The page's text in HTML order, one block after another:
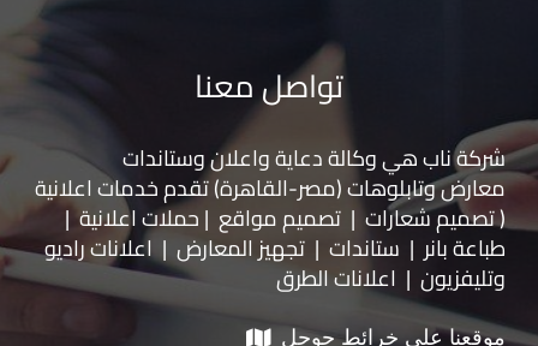
تواصل معنا
شركة ناب هي وكالة دعاية واعلان وستاندات
معارضوتابلوهات(مصر-القاهرة) تقدم خدمات اعلانية
( تصميم شعارات | تصميم مواقع | حملات اعلانية |
طباعة بانر | ستاندات | تجهيز المعارض | اعلانات راديو
وتليفزيون | اعلانات الطرق
موقعنا على خرائط جوجل